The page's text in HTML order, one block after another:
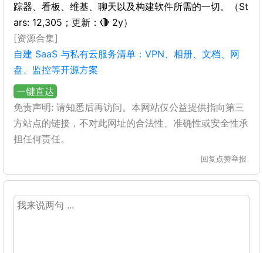
踪器、看板、维基、聊天以及构建软件所需的一切。（St
ars: 12,305；更新：🔴 2y）
[资源合集]
自建 SaaS 与私有云服务清单：VPN、相册、文档、网
盘、监控等开源方案
一键直达
免责声明: 请知悉后再访问。本网站仅公益提供指向第三
方站点的链接，不对此网址的合法性、准确性或安全性承
担任何责任。
回复 点赞举报